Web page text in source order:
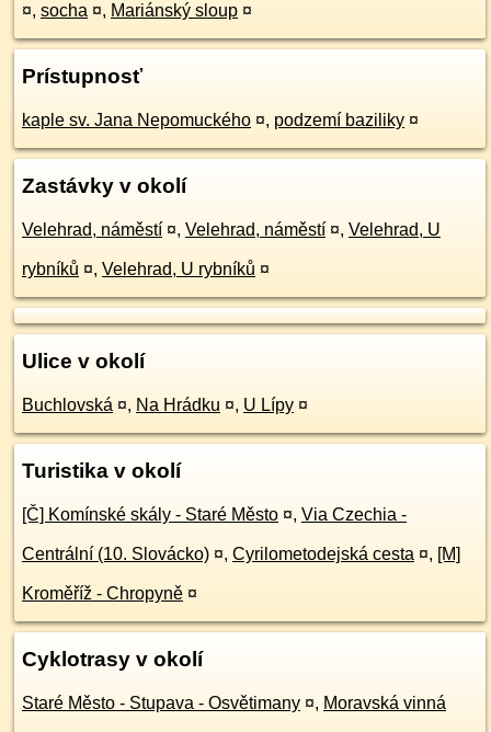
¤, socha ¤, Mariánský sloup ¤
Prístupnosť
kaple sv. Jana Nepomuckého ¤, podzemí baziliky ¤
Zastávky v okolí
Velehrad, náměstí ¤, Velehrad, náměstí ¤, Velehrad, U
rybníků ¤, Velehrad, U rybníků ¤
Ulice v okolí
Buchlovská ¤, Na Hrádku ¤, U Lípy ¤
Turistika v okolí
[Č] Komínské skály - Staré Město ¤, Via Czechia -
Centrální (10. Slovácko) ¤, Cyrilometodejská cesta ¤, [M]
Kroměříž - Chropyně ¤
Cyklotrasy v okolí
Staré Město - Stupava - Osvětimany ¤, Moravská vinná